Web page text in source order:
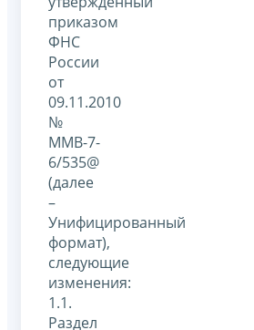
приказом
ФНС
России
от
09.11.2010
№
ММВ-7-
6/535@
(далее
–
Унифицированный
формат),
следующие
изменения:
1.1.
Раздел